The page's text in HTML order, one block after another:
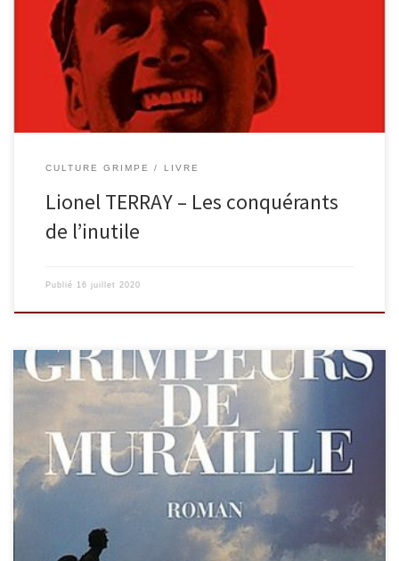
un livre incontournable de la littérature de montagne. Plus qu’un
récit d’alpinisme, c’est le livre d’une vie. Une vie marquée par
l’engagement pour et par la montagne. Aux critiques de son père
qui ne comprend […]
CULTURE GRIMPE LIVRE
Lionel TERRAY – Les conquérants
de l’inutile
Publié 16 juillet 2020
Hanté par la disparition de sa future femme et de son meilleur ami
lors d’une ascension dans le massif du Mont-Blanc, Thomas a
perdu le goût de vivre… Depuis la tragédie, ce guide de haute
montagne jadis enjoué multiplie de longues et dangereuses
expéditions en solitaire et inquiète ses amis […]